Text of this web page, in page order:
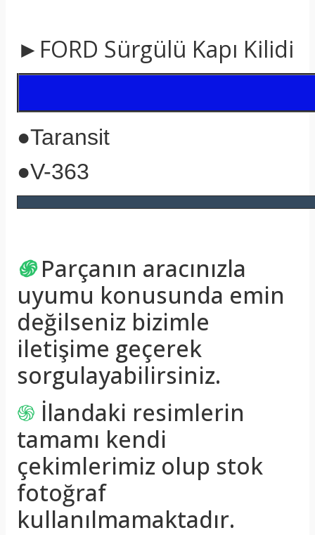
►FORD Sürgülü Kapı Kilidi
●Taransit
●V-363
֍ Parçanın aracınızla
uyumu konusunda emin
değilseniz bizimle
iletişime geçerek
sorgulayabilirsiniz.
֍ İlandaki resimlerin
tamamı kendi
çekimlerimiz olup stok
fotoğraf
kullanılmamaktadır.